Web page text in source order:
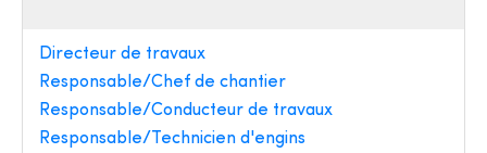
Directeur de travaux
Responsable/Chef de chantier
Responsable/Conducteur de travaux
Responsable/Technicien d'engins